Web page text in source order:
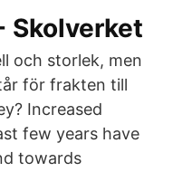
Skolverket
och storlek, men
för frakten till
Increased
few years have
towards